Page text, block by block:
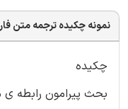
نمونه چکیده ترجمه متن
چکیده
بحث پیرامون رابطه ی